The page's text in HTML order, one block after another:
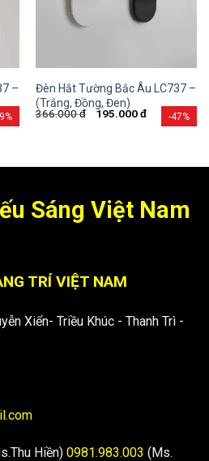
–
-47%
Đèn Hắt Tường Bắc Âu LC737 –
(Trắng, Đồng, Đen)
366.000đ 195.000đ
Sáng Việt Nam
TRÍ VIỆT NAM
Xiển- Triều Khúc - Thanh Trì -
Hiền) 0981.983.003 (Ms.